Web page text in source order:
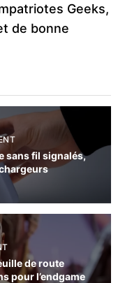
Geeks,
de bonne
sans fil signalés,
de route
pour l’endgame